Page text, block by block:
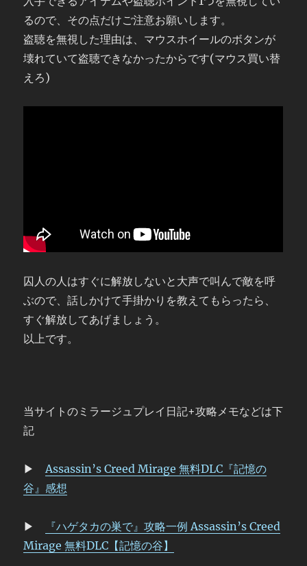
るので、その点だけご注意お願いします。
盗聴を無視した理由は、マウスホイールのボタンが
壊れていて盗聴できなかったからです(マウス買い替
えろ)
囚人の人はすぐに解放しないと大声で叫んで敵を呼
ぶので、話しかけて手掛かりを教えてもらったら、
すぐ解放してあげましょう。
以上です。
当サイトのミラージュプレイ日記+攻略メモなどは下
記
▶Assassin’s Creed Mirage 無料DLC『記憶の
谷』感想
▶
『ハゲタカの巣で』攻略一例 Assassin’s Creed
Mirage 無料DLC【記憶の谷】